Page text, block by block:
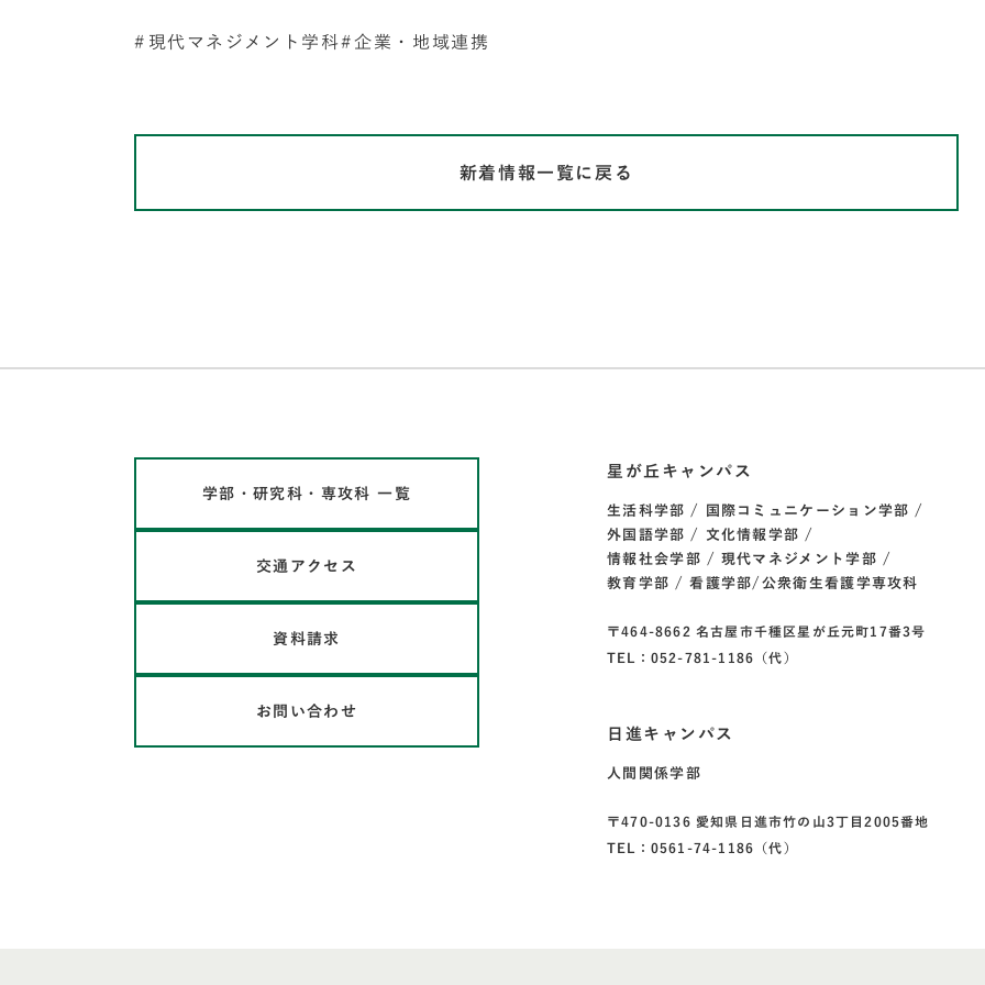
現代マネジメント学科 企業・地域連携
新着情報一覧に戻る
学部・研究科・専攻科 一覧
交通アクセス
資料請求
お問い合わせ
星が丘キャンパス
生活科学部
国際コミュニケーション学部
外国語学部
文化情報学部
情報社会学部
現代マネジメント学部
教育学部
看護学部/公衆衛生看護学専攻科
〒464-8662 名古屋市千種区星が丘元町17番3号
TEL：052-781-1186（代）
日進キャンパス
人間関係学部
〒470-0136 愛知県日進市竹の山3丁目2005番地
TEL：0561-74-1186（代）